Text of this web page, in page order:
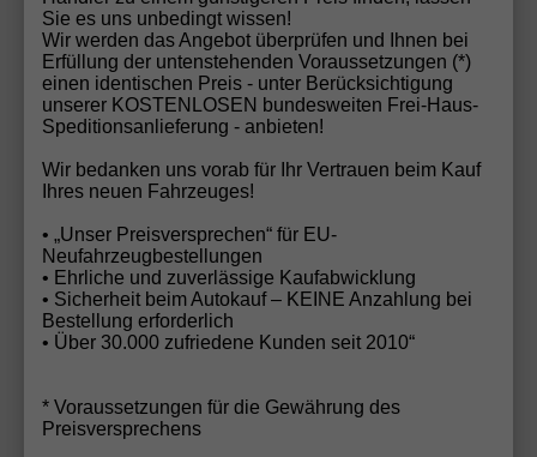
UVL: 3,5 - 5 Monate 16.295,– €
incl. 19% MwSt.
5-türig, 1.0 TSI ; 70kW/95PS ; 5-Gang-Schaltgetriebe,
Kraftstoffverbrauch kombiniert 5,1 (WLTP), CO₂-
Emission kombiniert 115.00 g/km (WLTP), CO₂-Klasse C,
Sie es uns unbedingt wissen!
Wir werden das Angebot überprüfen und Ihnen bei
Erfüllung der untenstehenden Voraussetzungen (*)
einen identischen Preis - unter Berücksichtigung
unserer KOSTENLOSEN bundesweiten Frei-Haus-
Speditionsanlieferung - anbieten!
Wir bedanken uns vorab für Ihr Vertrauen beim Kauf
Ihres neuen Fahrzeuges!
• „Unser Preisversprechen“ für EU-
Neufahrzeugbestellungen
• Ehrliche und zuverlässige Kaufabwicklung
• Sicherheit beim Autokauf – KEINE Anzahlung bei
Bestellung erforderlich
• Über 30.000 zufriedene Kunden seit 2010“
* Voraussetzungen für die Gewährung des
Preisversprechens